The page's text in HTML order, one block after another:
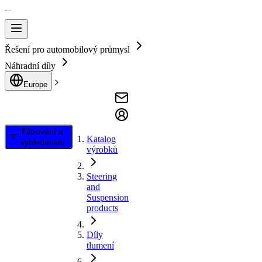
Řešení pro automobilový průmysl
Náhradní díly
Europe
Filtrování a
vyhledávání
Katalog
výrobků
Steering
and
Suspension
products
Díly
tlumení